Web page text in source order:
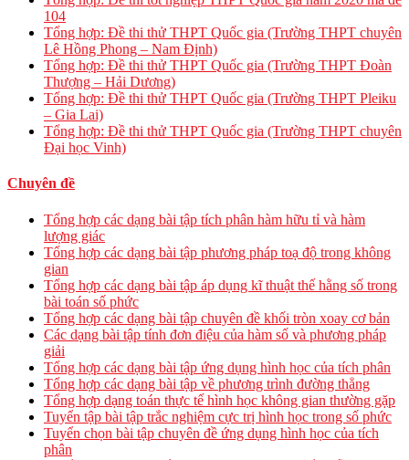
104
Tổng hợp: Đề thi thử THPT Quốc gia (Trường THPT chuyên
Lê Hồng Phong – Nam Định)
Tổng hợp: Đề thi thử THPT Quốc gia (Trường THPT Đoàn
Thượng – Hải Dương)
Tổng hợp: Đề thi thử THPT Quốc gia (Trường THPT Pleiku
– Gia Lai)
Tổng hợp: Đề thi thử THPT Quốc gia (Trường THPT chuyên
Đại học Vinh)
Chuyên đề
Tổng hợp các dạng bài tập tích phân hàm hữu tỉ và hàm
lượng giác
Tổng hợp các dạng bài tập phương pháp toạ độ trong không
gian
Tổng hợp các dạng bài tập áp dụng kĩ thuật thế hằng số trong
bài toán số phức
Tổng hợp các dạng bài tập chuyên đề khối tròn xoay cơ bản
Các dạng bài tập tính đơn điệu của hàm số và phương pháp
giải
Tổng hợp các dạng bài tập ứng dụng hình học của tích phân
Tổng hợp các dạng bài tập về phương trình đường thẳng
Tổng hợp dạng toán thực tế hình học không gian thường gặp
Tuyển tập bài tập trắc nghiệm cực trị hình học trong số phức
Tuyển chọn bài tập chuyên đề ứng dụng hình học của tích
phân